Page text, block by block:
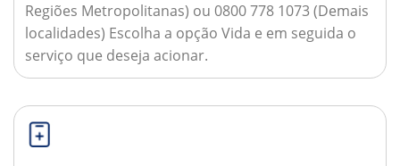
Regiões Metropolitanas) ou 0800 778 1073 (Demais
localidades) Escolha a opção Vida e em seguida o
serviço que deseja acionar.